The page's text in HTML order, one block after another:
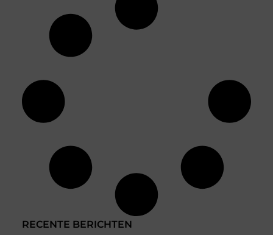
RECENTE BERICHTEN